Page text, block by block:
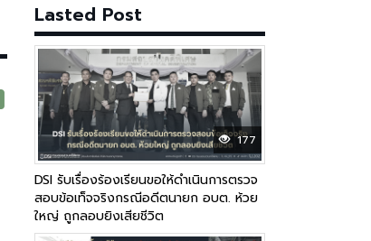
Lasted Post
177
DSI รับเรื่องร้องเรียนขอให้ดำเนินการตรวจ
สอบข้อเท็จจริงกรณีอดีตนายก อบต. ห้วย
ใหญ่ ถูกลอบยิงเสียชีวิต